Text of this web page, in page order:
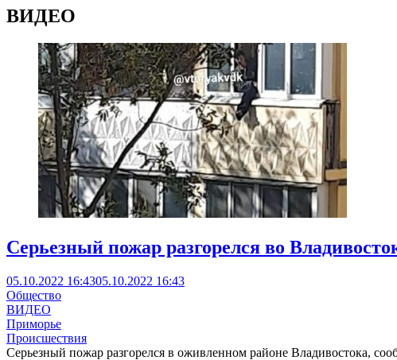
ВИДЕО
Серьезный пожар разгорелся во
05.10.2022 16:4305.10.2022 16:43
Общество
ВИДЕО
Приморье
Происшествия
Серьезный пожар разгорелся в оживленном районе Владивостока,